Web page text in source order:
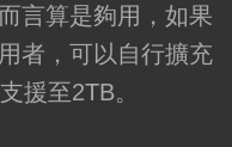
言算是夠用，如果
者，可以自行擴充
援至2TB。